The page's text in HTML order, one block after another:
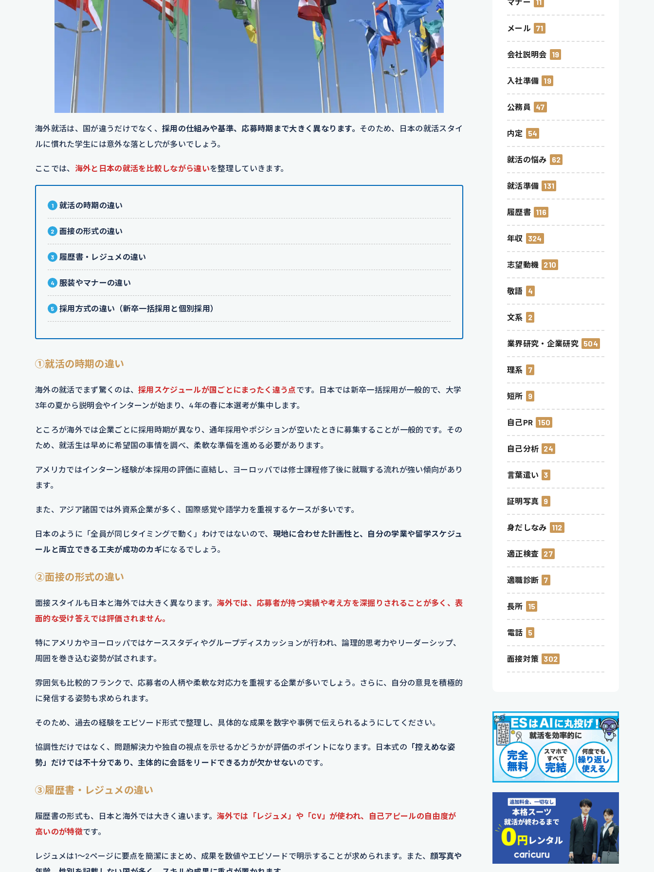
海外就活は、国が違うだけでなく、採用の仕組みや基準、応募時期まで大きく異なります。 そのため、日本の就活スタイ
ルに慣れた学生には意外な落とし穴が多いでしょう。
ここでは、 海外と日本の就活を比較しながら違いを整理していきます。
就活の時期の違い
面接の形式の違い
履歴書・レジュメの違い
服装やマナーの違い
採用方式の違い（新卒一括採用と個別採用）
①就活の時期の違い
海外の就活でまず驚くのは、採用スケジュールが国ごとにまったく違う点 です。日本では新卒一括採用が一般的で、大学
3年の夏から説明会やインターンが始まり、4年の春に本選考が集中します。
ところが海外では企業ごとに採用時期が異なり、通年採用やポジションが空いたときに募集することが一般的です。その
ため、就活生は早めに希望国の事情を調べ、柔軟な準備を進める必要があります。
アメリカではインターン経験が本採用の評価に直結し、ヨーロッパでは修士課程修了後に就職する流れが強い傾向があり
ます。
また、アジア諸国では外資系企業が多く、国際感覚や語学力を重視するケースが多いです。
日本のように「全員が同じタイミングで動く」わけではないので、 現地に合わせた計画性と、自分の学業や留学スケジュ
ールと両立できる工夫が成功のカギになるでしょう。
②面接の形式の違い
面接スタイルも日本と海外では大きく異なります。 海外では、応募者が持つ実績や考え方を深掘りされることが多く、表
面的な受け答えでは評価されません。
特にアメリカやヨーロッパではケーススタディやグループディスカッションが行われ、論理的思考力やリーダーシップ、
周囲を巻き込む姿勢が試されます。
雰囲気も比較的フランクで、応募者の人柄や柔軟な対応力を重視する企業が多いでしょう。さらに、自分の意見を積極的
に発信する姿勢も求められます。
そのため、過去の経験をエピソード形式で整理し、具体的な成果を数字や事例で伝えられるようにしてください。
協調性だけではなく、問題解決力や独自の視点を示せるかどうかが評価のポイントになります。日本式の 「控えめな姿
勢」だけでは不十分であり、主体的に会話をリードできる力が欠かせないのです。
③履歴書・レジュメの違い
履歴書の形式も、日本と海外では大きく違います。 海外では「レジュメ」や「CV」が使われ、自己アピールの自由度が
高いのが特徴です。
レジュメは1～2ページに要点を簡潔にまとめ、成果を数値やエピソードで明示することが求められます。また、顔写真や
メール 71
会社説明会 19
入社準備 19
公務員 47
内定 54
就活の悩み 62
就活準備 131
履歴書 116
年収 324
志望動機 210
敬語 4
文系 2
業界研究・企業研究 504
理系 7
短所 9
自己PR 150
自己分析 24
言葉遣い 3
証明写真 9
身だしなみ 112
適正検査 27
適職診断 7
長所 15
電話 5
面接対策 302